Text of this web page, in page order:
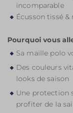
incomparable
Écusson tissé
Pourquoi vous
Sa maille polo
Des couleurs
looks de saison
Une protection
profiter de la